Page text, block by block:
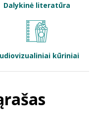
Dalykinė literatūra
kūriniai